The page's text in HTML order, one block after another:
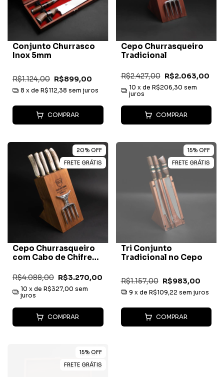
Conjunto Churrasco
Inox 5mm
R$1.124,00 R$899,00
8 x de R$112,38 sem juros
COMPRAR
Cepo Churrasqueiro
Tradicional
R$2.427,00 R$2.063,00
10 x de R$206,30 sem
juros
COMPRAR
20% OFF
FRETE GRÁTIS
Cepo Churrasqueiro
com Cabo de Chifre
R$4.088,00 R$3.270,00
10 x de R$327,00 sem
juros
COMPRAR
15% OFF
FRETE GRÁTIS
Tri Conjunto
Tradicional no Cepo
R$1.157,00 R$983,00
9 x de R$109,22 sem juros
COMPRAR
15% OFF
FRETE GRÁTIS